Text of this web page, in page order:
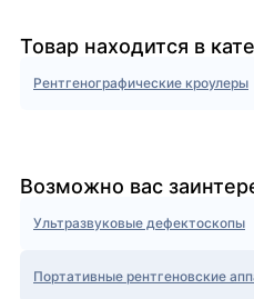
Товар находится в
Рентгенографические кроулеры
Возможно вас
Ультразвуковые дефектоскопы
Портативные рентгеновские